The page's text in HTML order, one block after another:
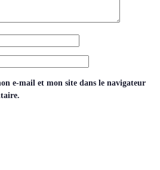
e-mail et mon site dans le navigateur